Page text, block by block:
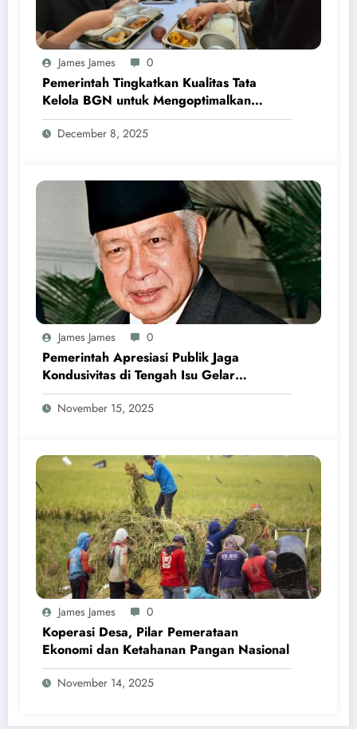
James James 0
Pemerintah Tingkatkan Kualitas Tata
Kelola BGN untuk Mengoptimalkan
Program MBG
December 8, 2025
James James 0
Pemerintah Apresiasi Publik Jaga
Kondusivitas di Tengah Isu Gelar
Pahlawan Soeharto
November 15, 2025
James James 0
Koperasi Desa, Pilar Pemerataan
Ekonomi dan Ketahanan Pangan Nasional
November 14, 2025